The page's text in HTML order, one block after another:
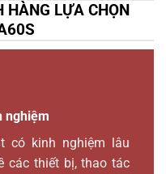
HÀNG LỰA CHỌN
nghiệm
có kinh nghiệm lâu
các thiết bị, thao tác